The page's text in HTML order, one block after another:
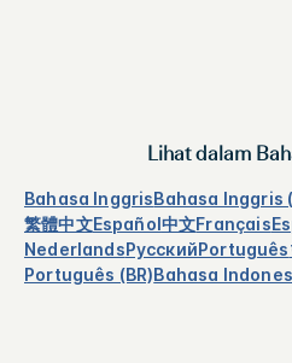
Lihat dalam
Bahasa InggrisBahasa Inggris
繁體中文Español中文Français
NederlandsРусскийPortuguês
Português (BR)Bahasa